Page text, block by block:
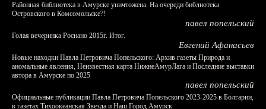
Районная библиотека в Амурске уничтожена. На очереди библиотека
Островского в Комсомольске?!
павел попельский
Голая вечеринка Роснано 2015г. Итог.
Евгений Афанасьев
Новые находки Павла Петровича Попельского: Архив газеты Природа и
аномальные явления, Неизвестная карта НижнеАмурЛага и Последние выставки
автора в Амурске по 2025
павел попельский
Официальные публикации Павла Петровича Попельского 2023-2025 в Болгарии,
в газетах Тихоокеанская Звезда и Наш Город Амурск